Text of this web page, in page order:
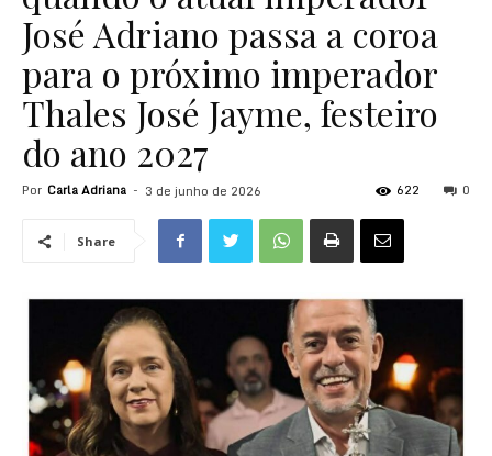
José Adriano passa a coroa
para o próximo imperador
Thales José Jayme, festeiro
do ano 2027
Por Carla Adriana - 3 de junho de 2026 0
622
Share